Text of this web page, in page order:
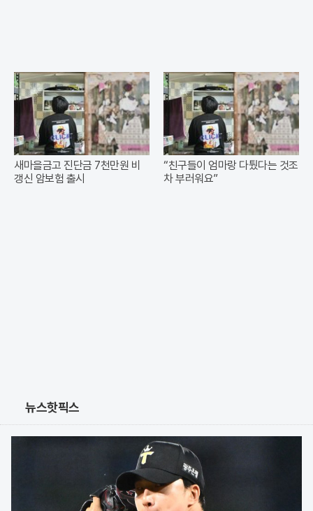
새마을금고 진단금 7천만원 비
갱신 암보험 출시
“친구들이 엄마랑 다퉜다는 것조
차 부러워요”
뉴스핫픽스